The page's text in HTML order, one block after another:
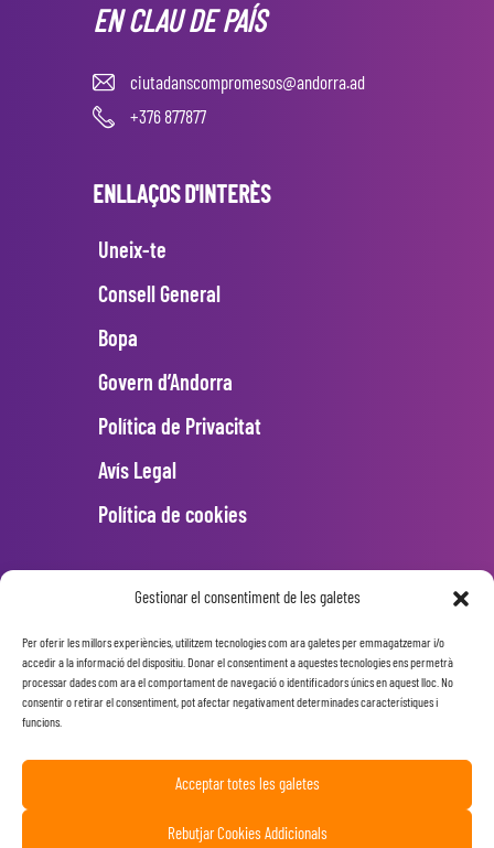
Gestionar el consentiment de les galetes
Per oferir les millors experiències, utilitzem tecnologies com ara galetes per emmagatzemar i/o
accedir a la informació del dispositiu. Donar el consentiment a aquestes tecnologies ens permetrà
processar dades com ara el comportament de navegació o identificadors únics en aquest lloc. No
consentir o retirar el consentiment, pot afectar negativament determinades característiques i
funcions.
Acceptar totes les galetes
Rebutjar Cookies Addicionals
EN CLAU DE PAÍS
ciutadanscompromesos@andorra.ad
+376 877877
ENLLAÇOS D'INTERÈS
Uneix-te
Consell General
Bopa
Govern d’Andorra
Política de Privacitat
Avís Legal
Política de cookies
INSTAGRAM
Error: 400: Bad Request
Error: 400: Bad Request